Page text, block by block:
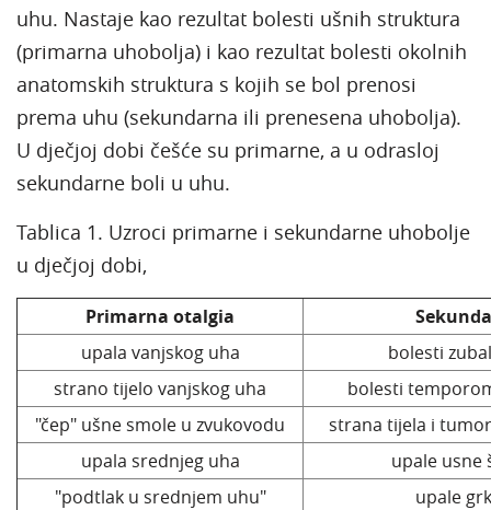
uhu. Nastaje kao rezultat bolesti ušnih struktura
(primarna uhobolja) i kao rezultat bolesti okolnih
anatomskih struktura s kojih se bol prenosi
prema uhu (sekundarna ili prenesena uhobolja).
U dječjoj dobi češće su primarne, a u odrasloj
sekundarne boli u uhu.
Tablica 1. Uzroci primarne i sekundarne uhobolje
u dječjoj dobi,
Primarna otalgia
upala vanjskog uha
bolesti
strano tijelo vanjskog uha
bolesti
"čep" ušne smole u zvukovodu
strana tijela i
upala srednjeg uha
upale usne
"podtlak u srednjem uhu"
upale